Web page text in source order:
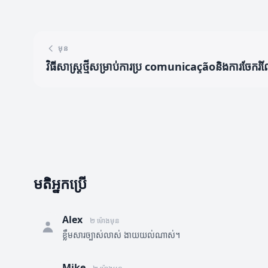
មុន
វិធីសាស្ត្រថ្មីសម្រាប់ការប្រ comunicaçãoនិងការចែក
មតិអ្នកប្រើ
Alex ២ ម៉ោងមុន
ខ្លឹមសារច្បាស់លាស់ ងាយយល់ណាស់។